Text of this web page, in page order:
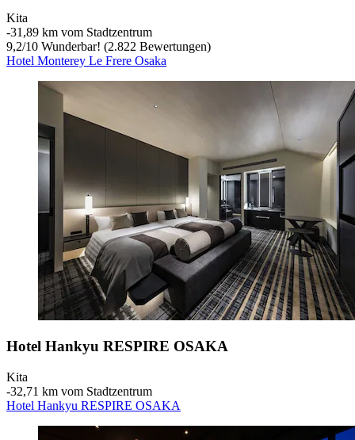
Kita
‐31,89 km vom Stadtzentrum
9,2/10 Wunderbar! (2.822 Bewertungen)
Hotel Monterey Le Frere Osaka
Hotel Hankyu RESPIRE OSAKA
Kita
‐32,71 km vom Stadtzentrum
Hotel Hankyu RESPIRE OSAKA